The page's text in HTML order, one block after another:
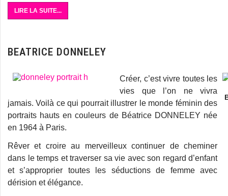
LIRE LA SUITE...
BEATRICE DONNELEY
Créer, c’est vivre toutes les
vies que l’on ne vivra
jamais. Voilà ce qui pourrait illustrer le monde féminin des
portraits hauts en couleurs de Béatrice DONNELEY née
en 1964 à Paris.
Rêver et croire au merveilleux continuer de cheminer
dans le temps et traverser sa vie avec son regard d’enfant
et s’approprier toutes les séductions de femme avec
dérision et élégance.